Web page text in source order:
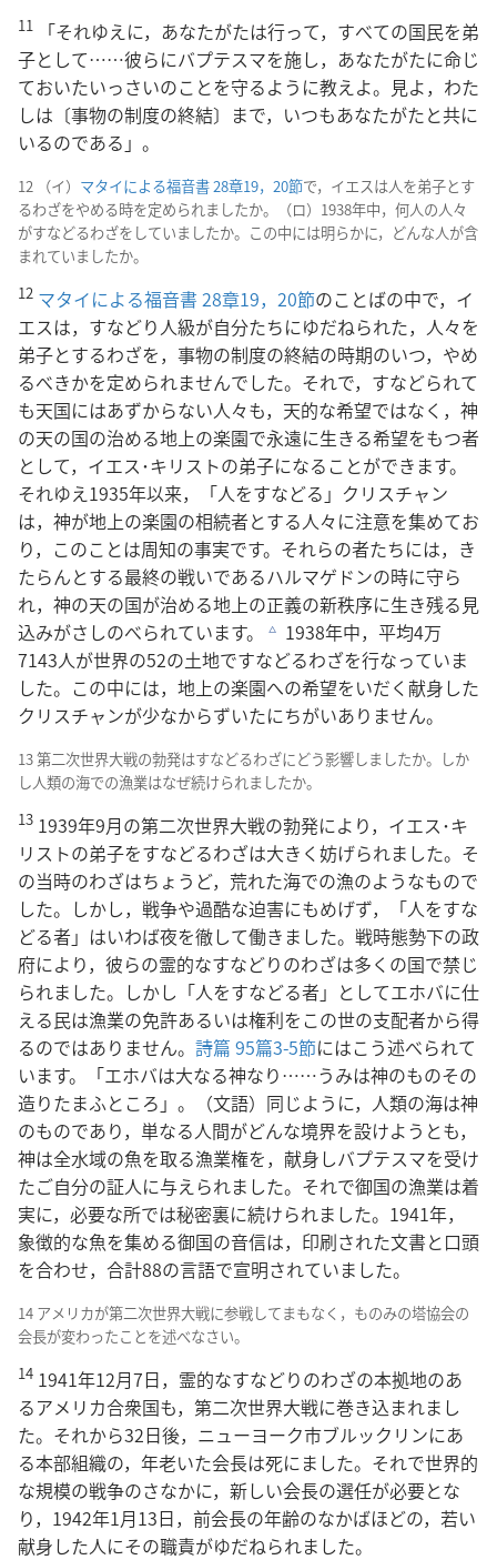
11
「それゆえに，あなたがたは行って，すべての国民を弟
子として……彼らにバプテスマを施し，あなたがたに命じ
ておいたいっさいのことを守るように教えよ。見よ，わた
しは〔事物の制度の終結〕まで，いつもあなたがたと共に
いるのである」。
12 （イ） マタイによる福音書 28章19，20節で，イエスは人を弟子とす
るわざをやめる時を定められましたか。（ロ）1938年中，何人の人々
がすなどるわざをしていましたか。この中には明らかに，どんな人が含
まれていましたか。
12 マタイによる福音書 28章19，20節のことばの中で，イ
エスは，すなどり人級が自分たちにゆだねられた，人々を
弟子とするわざを，事物の制度の終結の時期のいつ，やめ
るべきかを定められませんでした。それで，すなどられて
も天国にはあずからない人々も，天的な希望ではなく，神
の天の国の治める地上の楽園で永遠に生きる希望をもつ者
として，イエス･キリストの弟子になることができます。
それゆえ1935年以来，「人をすなどる」クリスチャン
は，神が地上の楽園の相続者とする人々に注意を集めてお
り，このことは周知の事実です。それらの者たちには，き
たらんとする最終の戦いであるハルマゲドンの時に守ら
れ，神の天の国が治める地上の正義の新秩序に生き残る見
込みがさしのべられています。
c 1938年中，平均4万
7143人が世界の52の土地ですなどるわざを行なっていま
した。この中には，地上の楽園への希望をいだく献身した
クリスチャンが少なからずいたにちがいありません。
13 第二次世界大戦の勃発はすなどるわざにどう影響しましたか。しか
し人類の海での漁業はなぜ続けられましたか。
13 1939年9月の第二次世界大戦の勃発により，イエス･キ
リストの弟子をすなどるわざは大きく妨げられました。そ
の当時のわざはちょうど，荒れた海での漁のようなもので
した。しかし，戦争や過酷な迫害にもめげず，「人をすな
どる者」はいわば夜を徹して働きました。戦時態勢下の政
府により，彼らの霊的なすなどりのわざは多くの国で禁じ
られました。しかし「人をすなどる者」としてエホバに仕
える民は漁業の免許あるいは権利をこの世の支配者から得
るのではありません。 詩篇 95篇3-5節にはこう述べられて
います。「エホバは大なる神なり……うみは神のものその
造りたまふところ」。（文語）同じように，人類の海は神
のものであり，単なる人間がどんな境界を設けようとも，
神は全水域の魚を取る漁業権を，献身しバプテスマを受け
たご自分の証人に与えられました。それで御国の漁業は着
実に，必要な所では秘密裏に続けられました。1941年，
象徴的な魚を集める御国の音信は，印刷された文書と口頭
を合わせ，合計88の言語で宣明されていました。
14 アメリカが第二次世界大戦に参戦してまもなく，ものみの塔協会の
会長が変わったことを述べなさい。
14 1941年12月7日，霊的なすなどりのわざの本拠地のあ
るアメリカ合衆国も，第二次世界大戦に巻き込まれまし
た。それから32日後，ニューヨーク市ブルックリンにあ
る本部組織の，年老いた会長は死にました。それで世界的
な規模の戦争のさなかに，新しい会長の選任が必要とな
り，1942年1月13日，前会長の年齢のなかばほどの，若い
献身した人にその職責がゆだねられました。